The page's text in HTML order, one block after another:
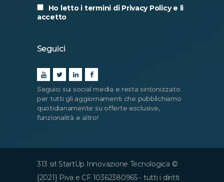
Ho letto i termini di Privacy Policy e li
accetto
Seguici
Seguici sui social media e resta sintonizzato
per tutti gli aggiornamenti che pubblichiamo
quotidianamente su offerte esclusive,
funzionalità e altro!
313 srl StartUp Innovazione Tecnologica ©
{2021} Piva e CF 10362380965 - tutti i diritti